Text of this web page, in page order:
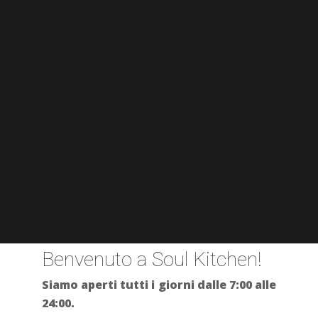
Benvenuto a Soul Kitchen!
Siamo aperti tutti i giorni dalle 7:00 alle
24:00.